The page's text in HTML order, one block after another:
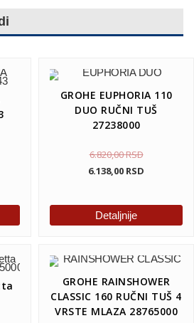
GROHE EUPHORIA 110
DUO RUČNI TUŠ
27238000
6.820,00RSD
6.138,00 RSD
Detaljnije
GROHE RAINSHOWER
CLASSIC 160 RUČNI TUŠ 4
VRSTE MLAZA 28765000